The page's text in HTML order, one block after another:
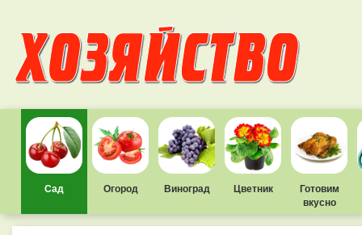
Сад Огород Виноград Цветник
Готовим
вкусно